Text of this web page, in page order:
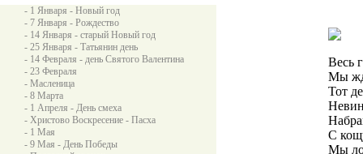
- 1 Января - Новый год
- 7 Января - Рождество
- 14 Января - старый Новый год
- 25 Января - Татьянин день
- 14 Февраля - день Святого Валентина
- 23 Февраля
- Масленица
- 8 Марта
- 1 Апреля - День смеха
- Христово Воскресение - Пасха
- 1 Мая
- 9 Мая - День Победы
Весь
Мы
Тот
С
Мы